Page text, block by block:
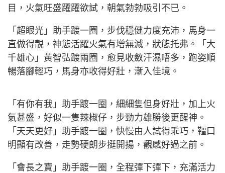
目，火氣旺盛躍躍欲試，朝氣勃勃吸引不已。
「超眼光」助手踱一圈，步伐穩健力度充沛，馬身一
直做得靚，神態活躍火氣有增無減，狀態托弗。「大
千雄心」黃智弘踱兩圈，愈見收斂汗濕唔多，跑姿順
暢落腳輕巧，馬身亦收得好壯，漸入佳境。
「有你有我」助手踱一圈，細細隻但身好壯，加上火
氣甚盛，好似一隻辣椒仔，步勁力雄勝後更醒神。
「天天更好」助手踱一圈，快慢由人試得乖巧，韁口
明顯有改善，走勢硬朗步挺開揚，觀感好過之前。
「會長之寶」助手踱一圈，全程彈下彈下，充滿活力